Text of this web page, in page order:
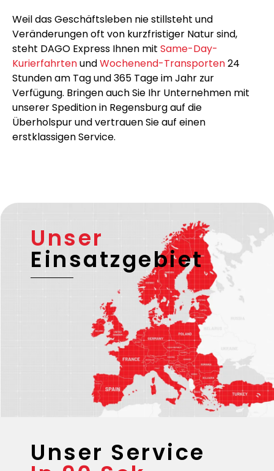
Weil das Geschäftsleben nie stillsteht und
Veränderungen oft von kurzfristiger Natur sind,
steht DAGO Express Ihnen mit Same-Day-
KurierfahrtenundWochenend-Transporten24
Stunden am Tag und 365 Tage im Jahr zur
Verfügung. Bringen auch Sie Ihr Unternehmen mit
unserer Spedition in Regensburg auf die
Überholspur und vertrauen Sie auf einen
erstklassigen Service.
Unser
Einsatzgebiet
Unser Service